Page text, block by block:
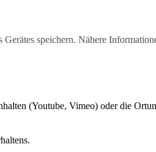
speichern. Nähere
(Youtube, Vimeo) oder die